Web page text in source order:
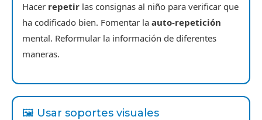
Hacer repetir las consignas al niño para verificar que
ha codificado bien. Fomentar la auto-repetición
mental. Reformular la información de diferentes
maneras.
🖼️ Usar soportes visuales